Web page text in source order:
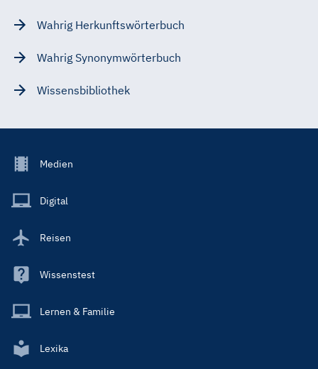
Wahrig Herkunftswörterbuch
Wahrig Synonymwörterbuch
Wissensbibliothek
Footer
Main
Medien
Digital
Reisen
Wissenstest
Lernen & Familie
Lexika